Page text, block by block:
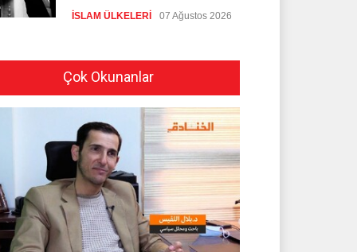
İSLAM ÜLKELERİ 07 Ağustos 2026
SİYONİST REJİM
PEZEŞKİYAN'DAN HALİL EL
HAYYE'YE TEBRİK TELEFONU
HAMAS 05 Ağustos 2026
İSLAMİ CİHAD: SİYONİST
DÜŞMAN TAAHHÜTLERİNE
UYMUYOR
İSLAMİ CİHAD 04 Ağustos 2026
Çok Okunanlar